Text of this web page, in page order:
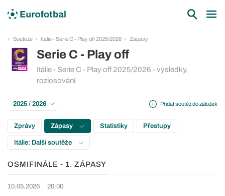
Soutěže Itálie - Serie C - Play off 2025/2026 Zápasy
Serie C - Play off
Itálie - Serie C - Play off 2025/2026 - výsledky,
rozlosování
Přidat soutěž do záložek
2025 / 2026
Zprávy Zápasy Statistiky Přestupy
Itálie: Další soutěže
OSMIFINÁLE - 1. ZÁPASY
10.05.2026 20:00